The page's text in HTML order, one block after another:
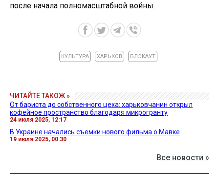
после начала полномасштабной войны.
КУЛЬТУРА ХАРЬКОВ БЛЭКАУТ
ЧИТАЙТЕ ТАКОЖ »
От бариста до собственного цеха: харьковчанин открыл
кофейное пространство благодаря микрогранту
24 июля 2025, 12:17
В Украине начались съемки нового фильма о Мавке
19 июля 2025, 00:30
Все новости »